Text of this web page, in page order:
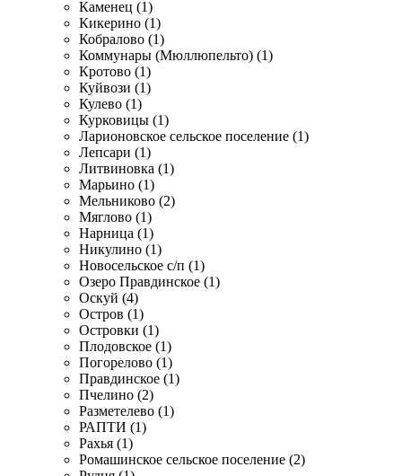
Каменец (1)
Кикерино (1)
Кобралово (1)
Коммунары (Мюллюпельто) (1)
Кротово (1)
Куйвози (1)
Кулево (1)
Курковицы (1)
Ларионовское сельское поселение (1)
Лепсари (1)
Литвиновка (1)
Марьино (1)
Мельниково (2)
Мяглово (1)
Нарница (1)
Никулино (1)
Новосельское с/п (1)
Озеро Правдинское (1)
Оскуй (4)
Остров (1)
Островки (1)
Плодовское (1)
Погорелово (1)
Правдинское (1)
Пчелино (2)
Разметелево (1)
РАПТИ (1)
Рахья (1)
Ромашинское сельское поселение (2)